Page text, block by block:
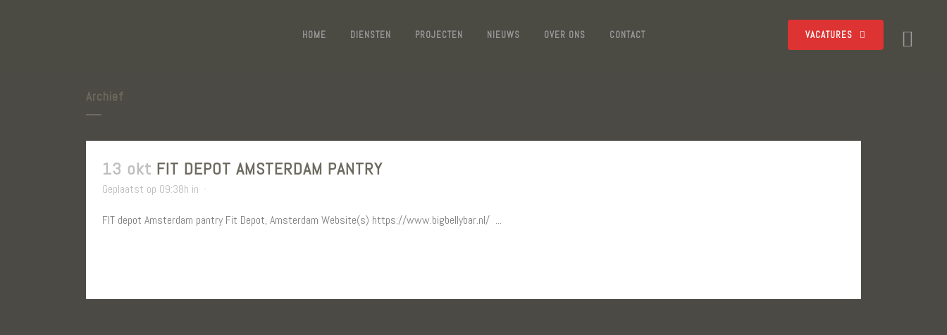
VACATURES
HOME DIENSTEN PROJECTEN NIEUWS OVER ONS CONTACT
Archief
13 okt FIT DEPOT AMSTERDAM PANTRY
Geplaatst op 09:38h in
FIT depot Amsterdam pantry Fit Depot, Amsterdam Website(s) https://www.bigbellybar.nl/ ...